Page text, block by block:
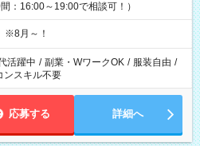
：16:00～19:00で相談可！）
※8月～！
活躍中 / 副業・WワークOK / 服装自由 /
ンスキル不要
応募する 詳細へ